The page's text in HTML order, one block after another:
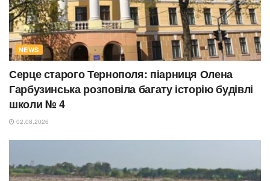
NEWS
Серце старого Тернополя: піарниця Олена
Гарбузинська розповіла багату історію будівлі
школи № 4
02.08.2026